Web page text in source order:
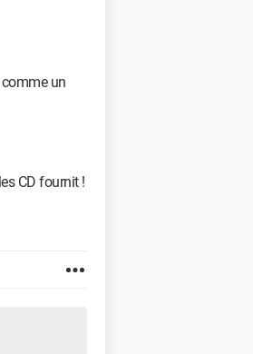
un
CD fournit !